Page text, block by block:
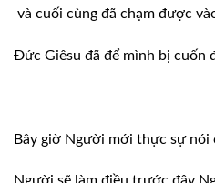
và cuối cùng đã chạm được
Đức Giêsu đã để mình bị cuốn
Bây giờ Người mới thực sự nói